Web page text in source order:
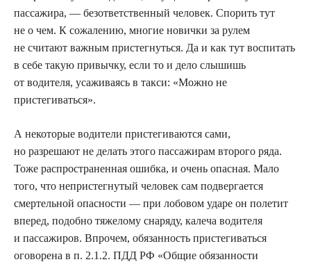
пассажира, — безответственный человек. Спорить тут
не о чем. К сожалению, многие новички за рулем
не считают важным пристегнуться. Да и как тут воспитать
в себе такую привычку, если то и дело слышишь
от водителя, усаживаясь в такси: «Можно не
пристегиваться».
А некоторые водители пристегиваются сами,
но разрешают не делать этого пассажирам второго ряда.
Тоже распространенная ошибка, и очень опасная. Мало
того, что непристегнутый человек сам подвергается
смертельной опасности — при лобовом ударе он полетит
вперед, подобно тяжелому снаряду, калеча водителя
и пассажиров. Впрочем, обязанность пристегиваться
оговорена в п. 2.1.2. ПДД РФ «Общие обязанности